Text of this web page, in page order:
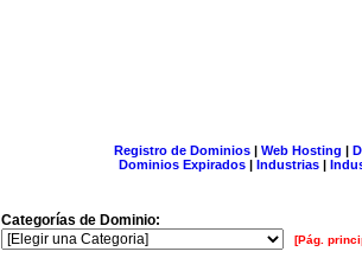
Registro de Dominios| Web Hosting |
Dominios Expirados | Industrias |
Categorías de Dominio:
[Pág.